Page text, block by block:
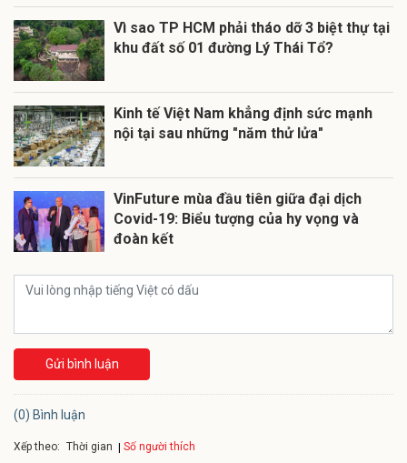
Vì sao TP HCM phải tháo dỡ 3 biệt thự tại
khu đất số 01 đường Lý Thái Tổ?
Kinh tế Việt Nam khẳng định sức mạnh
nội tại sau những "năm thử lửa"
VinFuture mùa đầu tiên giữa đại dịch
Covid-19: Biểu tượng của hy vọng và
đoàn kết
Gửi bình luận
(0) Bình luận
Xếp theo: Thời gian Số người thích